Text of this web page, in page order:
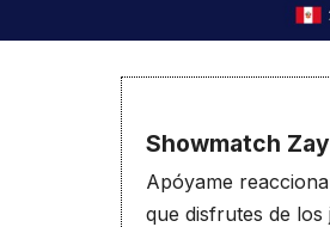
Showmatch
Apóyame
que disfrutes de los